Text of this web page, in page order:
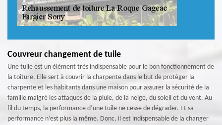
Couvreur changement de tuile
Une tuile est un élément très indispensable pour le bon fonctionnement de
la toiture. Elle sert à couvrir la charpente dans le but de protéger la
charpente et les habitants dans une maison pour assurer la sécurité de la
famille malgré les attaques de la pluie, de la neige, du soleil et du vent. Au
fil du temps, la performance d’une tuile ne cesse de dégrader. Et sa
performance n’est plus la même. Donc, il est indispensable de la changer